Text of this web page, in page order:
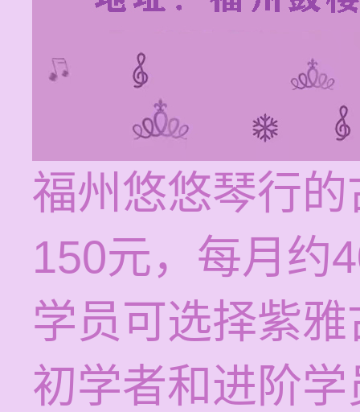
福州悠悠琴行
150元，每月约
学员可选择紫
初学者和进阶学